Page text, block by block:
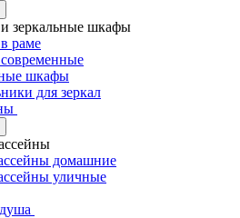
и зеркальные шкафы
раме
современные
шкафы
для зеркал
домашние
уличные